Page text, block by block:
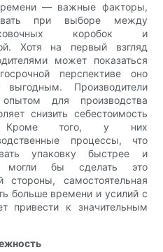
— важные факторы,
при выборе между
коробок и
Хотя на первый взгляд
может показаться
перспективе оно
Производители
для производства
снизить себестоимость
Кроме того, у них
процессы, что
упаковку быстрее и
бы сделать это
стороны, самостоятельная
больше времени и усилий с
привести к значительным